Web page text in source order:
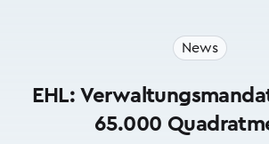
News
EHL:
65.000